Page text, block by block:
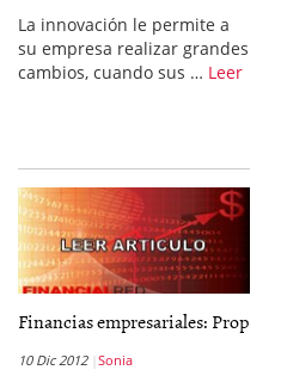
La innovación le permite a
su empresa realizar grandes
cambios, cuando sus … Leer
Financias empresariales: Prop
10 Dic 2012 Sonia